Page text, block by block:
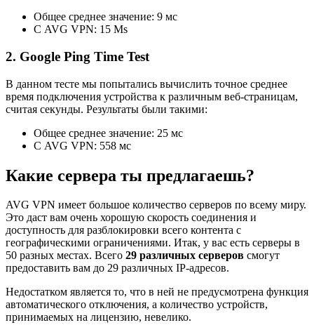
Общее среднее значение: 9 мс
С AVG VPN: 15 Ms
2. Google Ping Time Test
В данном тесте мы попытались вычислить точное среднее
время подключения устройства к различным веб-страницам,
считая секунды. Результаты были такими:
Общее среднее значение: 25 мс
С AVG VPN: 558 мс
Какие сервера ты предлагаешь?
AVG VPN имеет большое количество серверов по всему миру.
Это даст вам очень хорошую скорость соединения и
доступность для разблокировки всего контента с
географическими ограничениями. Итак, у вас есть серверы в
50 разных местах. Всего 29 различных серверов смогут
предоставить вам до 29 различных IP-адресов.
Недостатком является то, что в ней не предусмотрена функция
автоматического отключения, а количество устройств,
принимаемых на лицензию, невелико.